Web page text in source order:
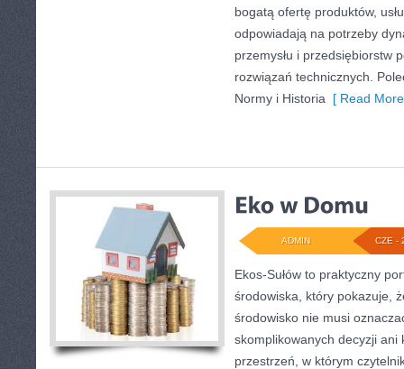
bogatą ofertę produktów,
odpowiadają na potrzeby
przemysłu i przedsiębiorstw
rozwiązań technicznych.
Normy i Historia [ Read
CZE -
ADMIN
Ekos-Sułów to praktyczny
środowiska, który pokazuje,
środowisko nie musi
skomplikowanych decyzji ani
przestrzeń, w którym